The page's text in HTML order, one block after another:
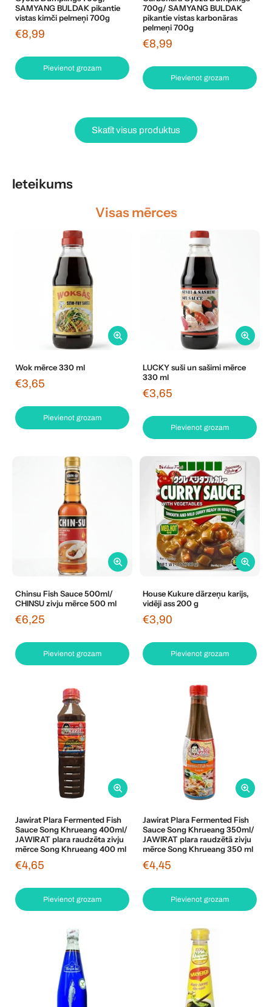
SAMYANG BULDAK pikantie
vistas kimči pelmeņi 700g
€8,99
Pievienot grozam
700g/ SAMYANG BULDAK
pikantie vistas karbonāras
pelmeņi 700g
€8,99
Pievienot grozam
Skatīt visus produktus
Ieteikums
Visas mērces
Wok mērce 330 ml
€3,65
Pievienot grozam
LUCKY suši un sašimi mērce
330 ml
€3,65
Pievienot grozam
Chinsu Fish Sauce 500ml/
CHINSU zivju mērce 500 ml
€6,25
Pievienot grozam
House Kukure dārzeņu karijs,
vidēji ass 200 g
€3,90
Pievienot grozam
Jawirat Plara Fermented Fish
Sauce Song Khrueang 400ml/
JAWIRAT plara raudzēta zivju
mērce Song Khrueang 400 ml
€4,65
Pievienot grozam
Jawirat Plara Fermented Fish
Sauce Song Khrueang 350ml/
JAWIRAT plara raudzētā zivju
mērce Song Khrueang 350 ml
€4,45
Pievienot grozam